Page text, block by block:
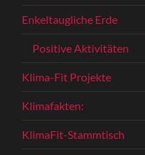
Enkeltaugliche Erde
Positive Aktivitäten
Klima-Fit Projekte
Klimafakten:
KlimaFit-Stammtisch